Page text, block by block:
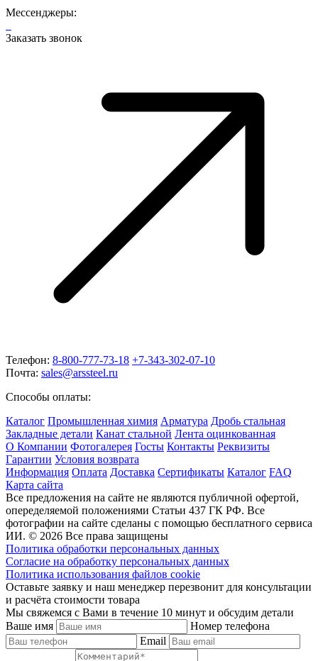
Мессенджеры:
Заказать звонок
Телефон: 8-800-777-73-18 +7-343-302-07-10
Почта: sales@arssteel.ru
Способы оплаты:
Каталог Промышленная химия Арматура Дробь стальная
Закладные детали Канат стальной Лента оцинкованная
О Компании Фотогалерея Госты Контакты Реквизиты
Гарантии Условия возврата
Информация Оплата Доставка Сертификаты Каталог FAQ
Карта сайта
Все предложения на сайте не являются публичной офертой,
опеределяемой положениями Статьи 437 ГК РФ. Все
фотографии на сайте сделаны с помощью бесплатного сервиса
ИИ. © 2026 Все права защищены
Политика обработки персональных данных
Согласие на обработку персональных данных
Политика использования файлов cookie
Оставьте заявку и наш менеджер перезвонит для консультации
и расчёта стоимости товара
Мы свяжемся с Вами в течение 10 минут и обсудим детали
Ваше имя
Номер телефона
Email